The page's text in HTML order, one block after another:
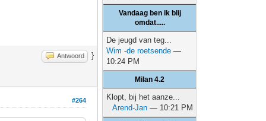
Antwoord }
#264
Vandaag ben ik blij
omdat.....
De jeugd van teg...
Wim -de roetsende —
10:24 PM
Milan 4.2
Klopt, bij het aanze...
Arend-Jan — 10:21 PM